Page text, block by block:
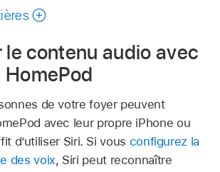
le contenu audio avec
HomePod
de votre foyer peuvent
avec leur propre iPhone ou
d’utiliser Siri. Si vous configurez la
des voix, Siri peut reconnaître